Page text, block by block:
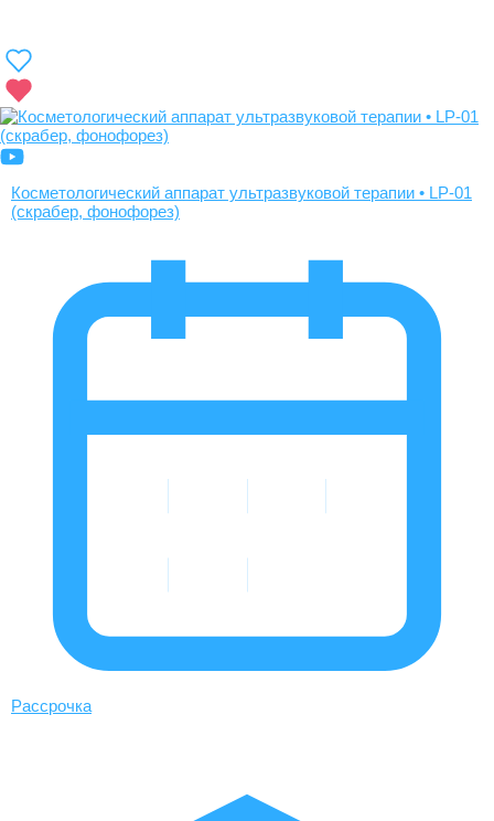
Косметологический аппарат ультразвуковой терапии • LP-01
(скрабер, фонофорез)
Рассрочка